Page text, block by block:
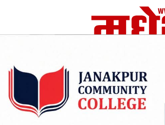
समाज देश विचार अर्थ/वाणिज शिक्षा
महासङ्घ